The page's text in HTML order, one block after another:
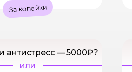
За копейки
антистресс — 5000₽?
или